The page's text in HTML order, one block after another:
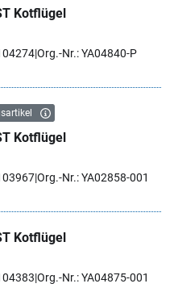
Kotflügel
Org.-Nr.: YA04840-P
Kotflügel
Org.-Nr.: YA02858-001
Kotflügel
Org.-Nr.: YA04875-001